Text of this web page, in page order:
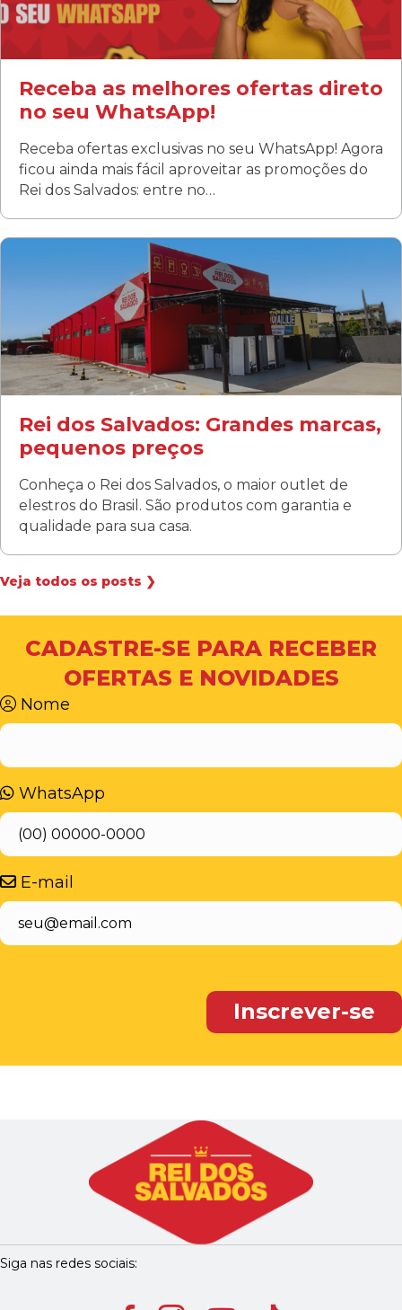
Fanny
Rua Albino Beatriz, 100 - Fanny, Curitiba –PR
Segunda a sábado: 09h00 às 19h00
Domingo: FECHADA
ÚLTIMOS DIAS DE LIQUIDAÇÃO!
(41) 3411-1754
(41) 99249-4620
Receba as melhores ofertas direto
no seu WhatsApp!
Receba ofertas exclusivas no seu WhatsApp! Agora
ficou ainda mais fácil aproveitar as promoções do
Rei dos Salvados: entre no…
Rei dos Salvados: Grandes marcas,
pequenos preços
Conheça o Rei dos Salvados, o maior outlet de
elestros do Brasil. São produtos com garantia e
qualidade para sua casa.
Veja todos os posts ❯
CADASTRE-SE PARA RECEBER
OFERTAS E NOVIDADES
Nome
WhatsApp
E-mail
Siga nas redes sociais: